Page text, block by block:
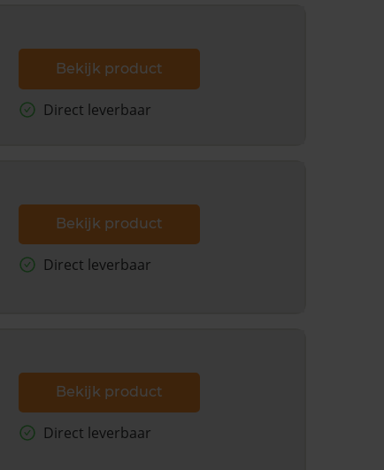
Bekijk product
Direct leverbaar
Bekijk product
Direct leverbaar
Bekijk product
Direct leverbaar